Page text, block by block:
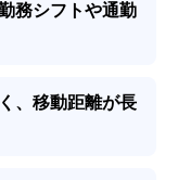
務シフトや通勤
、移動距離が長